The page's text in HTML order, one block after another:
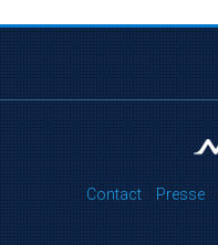
Contact Presse